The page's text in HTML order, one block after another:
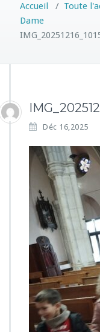
Accueil / Toute
Dame
Déc 16,2025